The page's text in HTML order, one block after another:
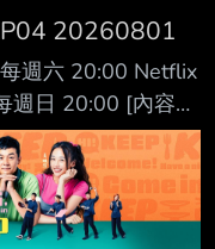
持人] 吳宗憲、
最浪漫的小隊長：
20260801
週六 20:00 Netflix
週日 20:00 [內容簡
下全新的味道！
[主持人] 姚元
泓志 [來賓] #南珉
務孝太 [預告&花